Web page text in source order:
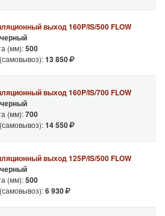
выход 160P/IS/500 FLOW
черный
(мм):500
13 850
выход 160P/IS/700 FLOW
черный
(мм):700
14 550
выход 125P/IS/500 FLOW
черный
(мм):500
6 930